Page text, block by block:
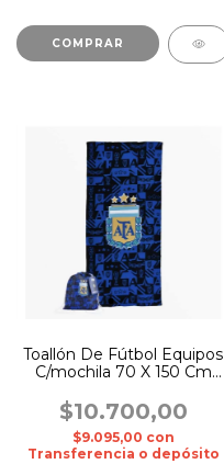
COMPRAR
Toallón De Fútbol Equipos
C/mochila 70 X 150 Cm
$10.700,00
$9.095,00 con
Transferencia o depósito